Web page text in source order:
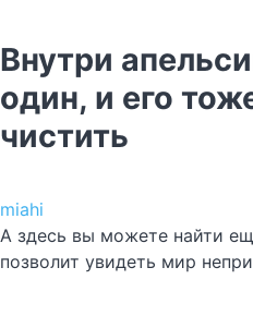
Внутри
один, и его
чистить
miahi
А здесь вы можете найти
позволит увидеть мир